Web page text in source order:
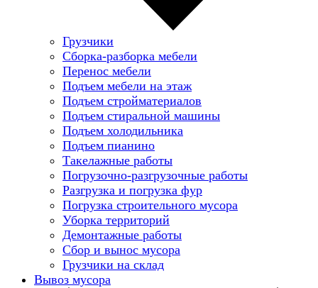
Грузчики
Сборка-разборка мебели
Перенос мебели
Подъем мебели на этаж
Подъем стройматериалов
Подъем стиральной машины
Подъем холодильника
Подъем пианино
Такелажные работы
Погрузочно-разгрузочные работы
Разгрузка и погрузка фур
Погрузка строительного мусора
Уборка территорий
Демонтажные работы
Сбор и вынос мусора
Грузчики на склад
Вывоз мусора